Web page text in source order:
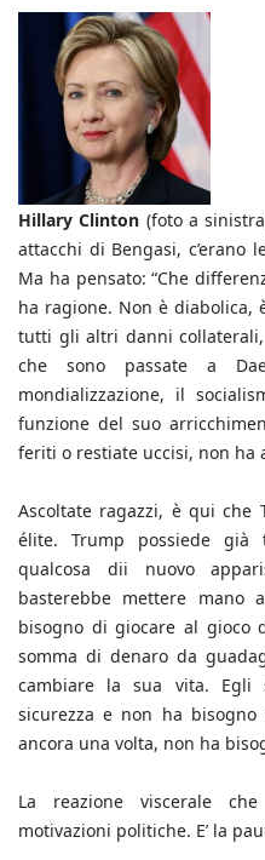
Hillary Clinton (foto a
attacchi di Bengasi, c’erano
Ma ha pensato: “Che
ha ragione. Non è diabolica,
tutti gli altri danni
che sono passate a
mondializzazione, il
funzione del suo
feriti o restiate uccisi, non ha
Ascoltate ragazzi, è qui che
élite. Trump possiede
qualcosa dii nuovo
basterebbe mettere mano
bisogno di giocare al gioco
somma di denaro da
cambiare la sua vita.
sicurezza e non ha
ancora una volta, non ha
La reazione viscerale
motivazioni politiche. E’ la